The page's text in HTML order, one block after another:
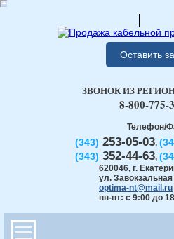
Оставить
Телефон/
(343) 253-05-03,
(343) 352-44-63,
620046, г.
ул.
optima-nt@mail.ru
пн-пт: с 9:00 до
ЗВОНОК ИЗ
8-800-775-